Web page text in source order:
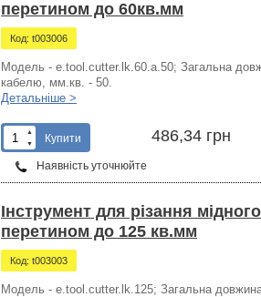
перетином до 60кв.мм
Код: t003006
Модель - e.tool.cutter.lk.60.a.50; Загальна
кабелю, мм.кв. - 50.
Детальніше >
▲
▼
Купити 486,34 грн
Наявність уточнюйте
Інструмент для різання
перетином до 125 кв.мм
Код: t003003
Модель - e.tool.cutter.lk.125; Загальна